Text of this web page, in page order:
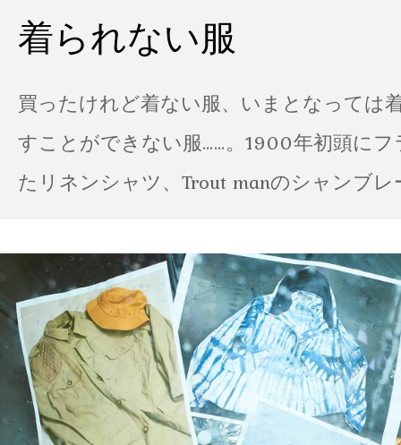
着られない服
買ったけれど着ない服、いまとなっては
すことができない服……。1900年初頭に
たリネンシャツ、Trout manのシャンブ